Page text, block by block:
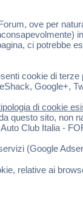
ove per
ci potrebbe
cookie di
Google+,
di cookie
questo sito, non
Club Italia -
(Google
relative ai